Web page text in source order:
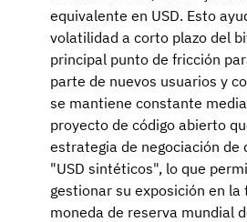
equivalente en USD. Esto
volatilidad a corto plazo del
principal punto de fricción
parte de nuevos usuarios y
se mantiene constante
proyecto de código abierto
estrategia de negociación de
"USD sintéticos", lo que
gestionar su exposición en la
moneda de reserva mundial